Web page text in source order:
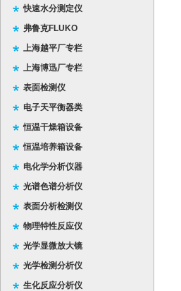
快速水分测定仪
弗鲁克FLUKO
上海越平厂专栏
上海博迅厂专栏
表面检测仪
电子天平衡器类
恒温干燥箱设备
恒温培养箱设备
电化学分析仪器
光谱色谱分析仪
表面分析检测仪
物理特性反应仪
光学显微放大镜
光学检测分析仪
生化反应分析仪